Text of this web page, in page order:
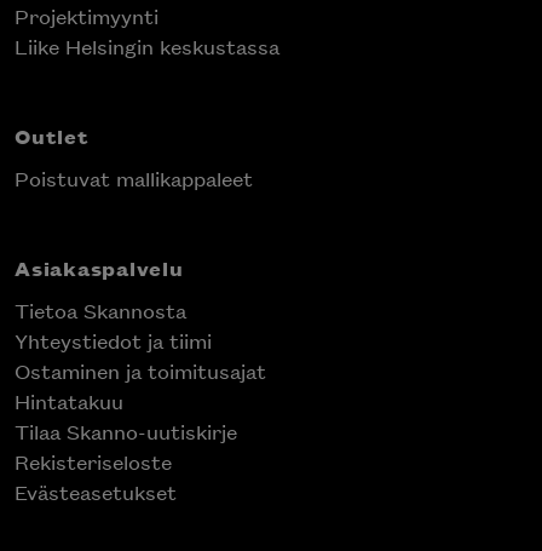
Projektimyynti
Liike Helsingin keskustassa
Outlet
Poistuvat mallikappaleet
Asiakaspalvelu
Tietoa Skannosta
Yhteystiedot ja tiimi
Ostaminen ja toimitusajat
Hintatakuu
Tilaa Skanno-uutiskirje
Rekisteriseloste
Evästeasetukset